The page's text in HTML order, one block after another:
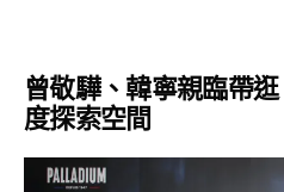
曾敬驊、韓寧親臨帶逛
度探索空間